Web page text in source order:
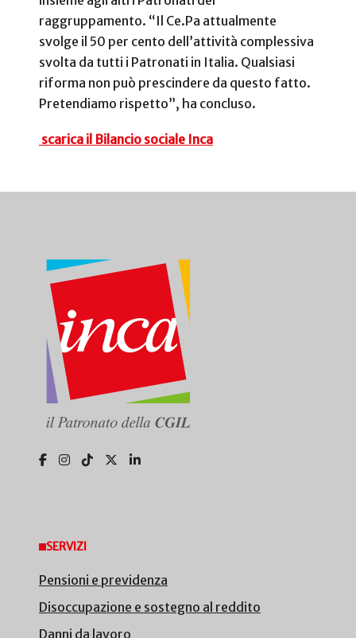
raggruppamento. “Il Ce.Pa attualmente
svolge il 50 per cento dell’attività complessiva
svolta da tutti i Patronati in Italia. Qualsiasi
riforma non può prescindere da questo fatto.
Pretendiamo rispetto”, ha concluso.
scarica il Bilancio sociale Inca
SERVIZI
Pensioni e previdenza
Disoccupazione e sostegno al reddito
Danni da lavoro